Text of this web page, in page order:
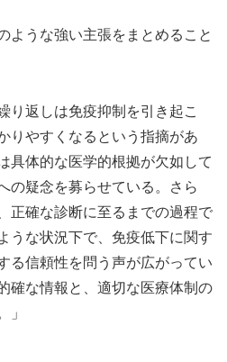
ような強い主張をまとめること
り返しは免疫抑制を引き起こ
りやすくなるという指摘があ
具体的な医学的根拠が欠如して
の疑念を募らせている。さら
正確な診断に至るまでの過程で
うな状況下で、免疫低下に関す
る信頼性を問う声が広がってい
確な情報と、適切な医療体制の
」